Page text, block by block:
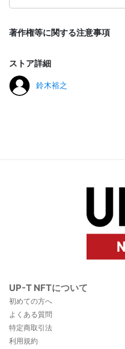
著作権等に関する注意事項
ストア詳細
鈴木裕之
UP-T NFTについて
初めての方へ
よくある質問
特定商取引法
利用規約